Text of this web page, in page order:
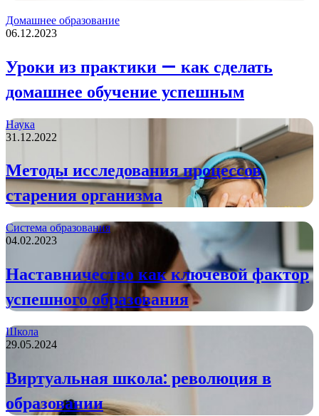
Домашнее образование
06.12.2023
Уроки из практики — как сделать
домашнее обучение успешным
Наука
31.12.2022
Методы исследования процессов
старения организма
Система образования
04.02.2023
Наставничество как ключевой фактор
успешного образования
Школа
29.05.2024
Виртуальная школа: революция в
образовании